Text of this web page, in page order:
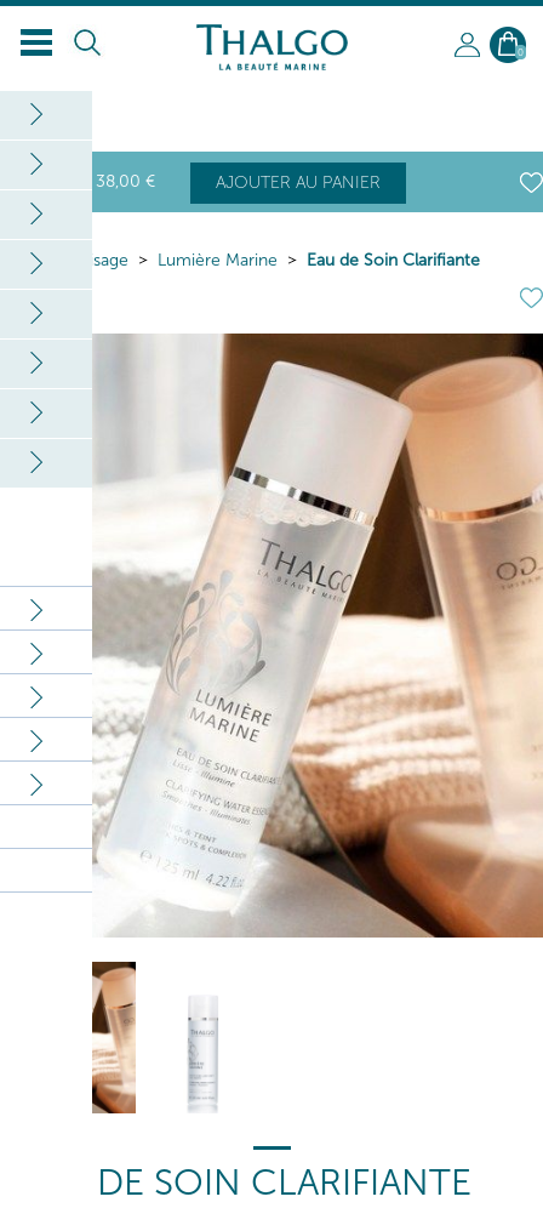
0
38,00 € AJOUTER AU PANIER
Home Visage Lumière Marine Eau de Soin Clarifiante
EAU DE SOIN CLARIFIANTE